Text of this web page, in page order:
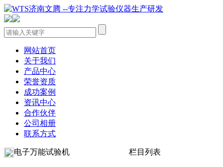
网站首页
关于我们
产品中心
荣誉资质
成功案例
资讯中心
合作伙伴
公司相册
联系方式
电子万能试验机 栏目列表